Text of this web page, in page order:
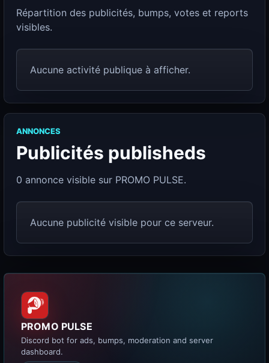
Répartition des publicités, bumps, votes et reports
visibles.
Aucune activité publique à afficher.
ANNONCES
Publicités publisheds
0 annonce visible sur PROMO PULSE.
Aucune publicité visible pour ce serveur.
PROMO PULSE
Discord bot for ads, bumps, moderation and server
dashboard.